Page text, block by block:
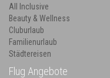
All Inclusive
Beauty & Wellness
Cluburlaub
Familienurlaub
Städtereisen
Flug Angebote